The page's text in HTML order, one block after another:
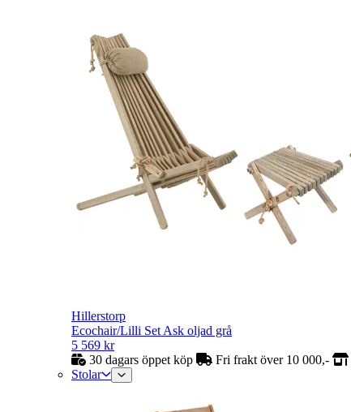
Hillerstorp
Ecochair/Lilli Set Ask oljad grå
5 569 kr
30 dagars öppet köp
Fri frakt över 10 000,-
Stolar